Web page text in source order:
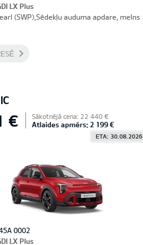
LX Plus
(SWP),Sēdekļu auduma apdare, melns
€ Sākotnējā cena: 22 440 €
Atlaides apmērs: 2 199 €
ETA: 30.08.2026
0002
LX Plus